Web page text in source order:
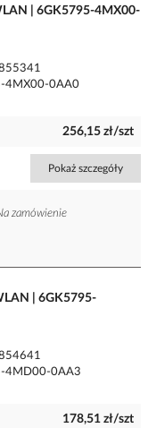
| 6GK5795-4MX00-
4MX00-0AA0
256,15 zł/szt
Pokaż szczegóły
zamówienie
| 6GK5795-
4MD00-0AA3
178,51 zł/szt